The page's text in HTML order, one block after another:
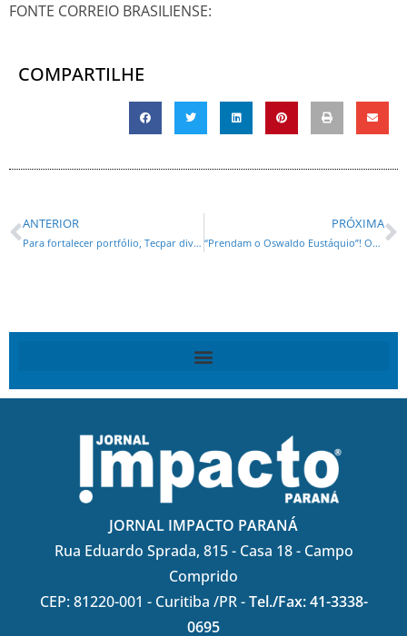
FONTE CORREIO BRASILIENSE:
COMPARTILHE
ANTERIOR
Para fortalecer portfólio, Tecpar diversificou investimentos e pesquisas na área da saúde
PRÓXIMA
“Prendam o Oswaldo Eustáquio”! Ordena o XANDÃO!
JORNAL IMPACTO PARANÁ
Rua Eduardo Sprada, 815 - Casa 18 - Campo
Comprido
CEP: 81220-001 - Curitiba /PR -Tel./Fax: 41-3338-
0695